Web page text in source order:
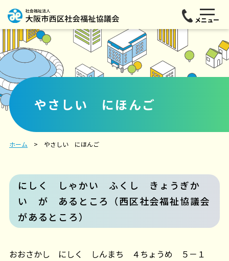
メニュー
やさしい にほんご
ホーム やさしい にほんご
にしく しゃかい ふくし きょうぎか
い が あるところ（西区社会福祉協議会
があるところ）
おおさかし にしく しんまち ４ちょうめ ５－１